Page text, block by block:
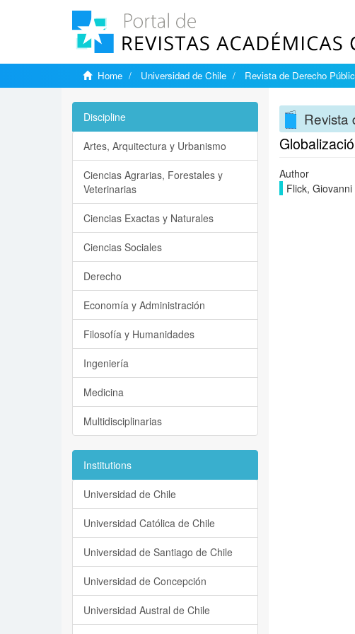
Home Universidad de Chile Revista de Derecho
Revista
Author
Flick,
Discipline
Artes, Arquitectura y Urbanismo
Ciencias Agrarias, Forestales y
Veterinarias
Ciencias Exactas y Naturales
Ciencias Sociales
Derecho
Economía y Administración
Filosofía y Humanidades
Ingeniería
Medicina
Multidisciplinarias
Institutions
Universidad de Chile
Universidad Católica de Chile
Universidad de Santiago de Chile
Universidad de Concepción
Universidad Austral de Chile